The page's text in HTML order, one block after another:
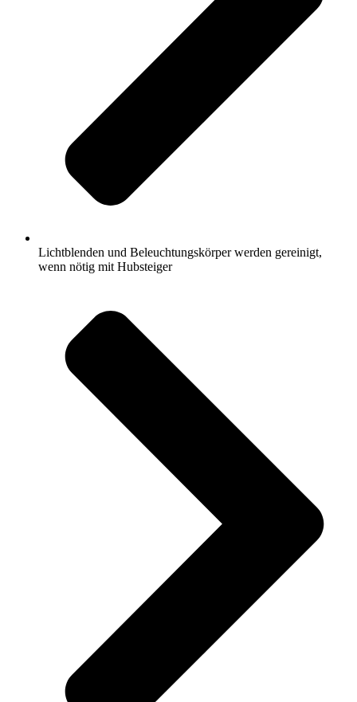
Lichtblenden und Beleuchtungskörper werden gereinigt,
wenn nötig mit Hubsteiger